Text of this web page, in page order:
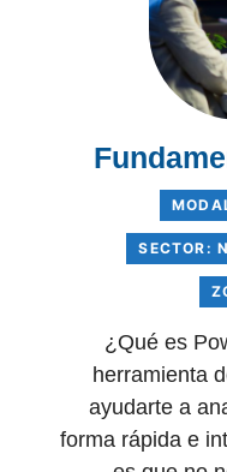
SECTOR:
¿Qué es
herramienta
ayudarte a
forma rápida e